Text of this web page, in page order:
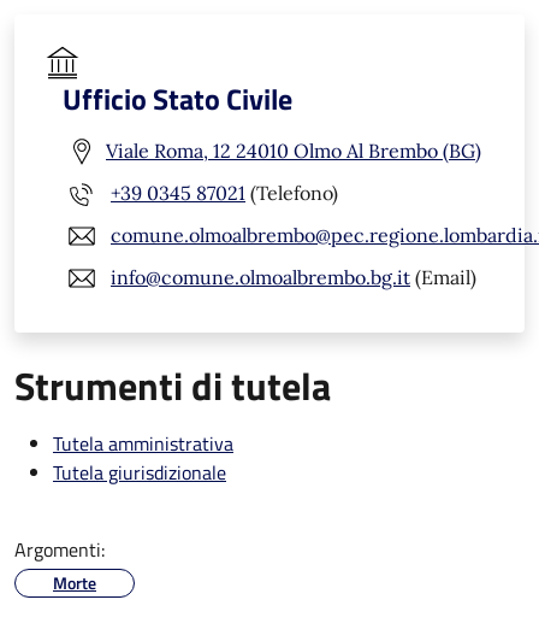
Ufficio Stato Civile
Viale Roma, 12 24010 Olmo Al Brembo (BG)
+39 0345 87021 (Telefono)
info@comune.olmoalbrembo.bg.it (Email)
Strumenti di tutela
Tutela amministrativa
Tutela giurisdizionale
Argomenti:
Morte